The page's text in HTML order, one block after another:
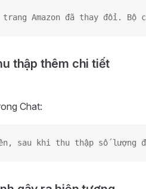
Amazon đã thay đổi.
thập thêm chi tiết
Chat:
sau khi thu thập số